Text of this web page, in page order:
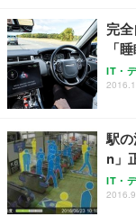
完
「
IT・
駅
n」
IT・